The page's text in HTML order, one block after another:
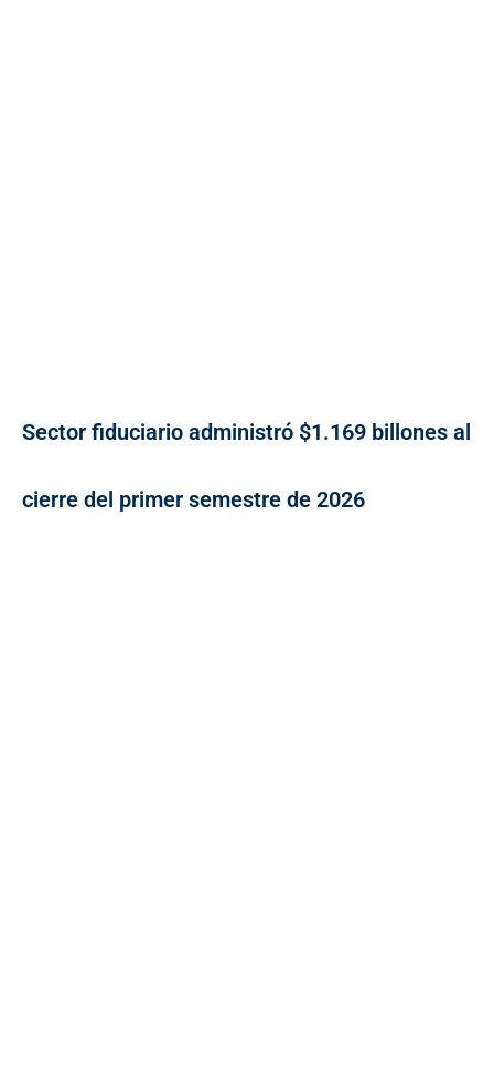
Sector fiduciario administró $1.169 billones al
cierre del primer semestre de 2026